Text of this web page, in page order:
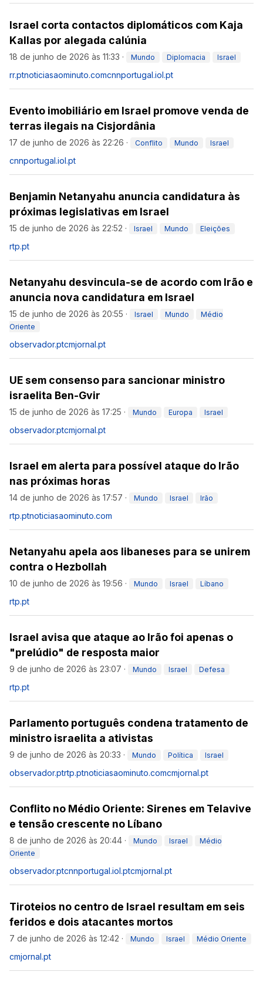
Israel corta contactos diplomáticos com Kaja
Kallas por alegada calúnia
18 de junho de 2026 às 11:33 · Mundo Diplomacia Israel
rr.ptnoticiasaominuto.comcnnportugal.iol.pt
Evento imobiliário em Israel promove venda de
terras ilegais na Cisjordânia
17 de junho de 2026 às 22:26 · Conflito Mundo Israel
cnnportugal.iol.pt
Benjamin Netanyahu anuncia candidatura às
próximas legislativas em Israel
15 de junho de 2026 às 22:52 · Israel Mundo Eleições
rtp.pt
Netanyahu desvincula-se de acordo com Irão e
anuncia nova candidatura em Israel
15 de junho de 2026 às 20:55 · Israel Mundo
Médio
Oriente
observador.ptcmjornal.pt
UE sem consenso para sancionar ministro
israelita Ben-Gvir
15 de junho de 2026 às 17:25 · Mundo Europa Israel
observador.ptcmjornal.pt
Israel em alerta para possível ataque do Irão
nas próximas horas
14 de junho de 2026 às 17:57 · Mundo Israel Irão
rtp.ptnoticiasaominuto.com
Netanyahu apela aos libaneses para se unirem
contra o Hezbollah
10 de junho de 2026 às 19:56 · Mundo Israel Líbano
rtp.pt
Israel avisa que ataque ao Irão foi apenas o
"prelúdio" de resposta maior
9 de junho de 2026 às 23:07 · Mundo Israel Defesa
rtp.pt
Parlamento português condena tratamento de
ministro israelita a ativistas
9 de junho de 2026 às 20:33 · Mundo Política Israel
observador.ptrtp.ptnoticiasaominuto.comcmjornal.pt
Conflito no Médio Oriente: Sirenes em Telavive
e tensão crescente no Líbano
8 de junho de 2026 às 20:44 · Mundo Israel
Médio
Oriente
observador.ptcnnportugal.iol.ptcmjornal.pt
Tiroteios no centro de Israel resultam em seis
feridos e dois atacantes mortos
7 de junho de 2026 às 12:42 · Mundo Israel Médio Oriente
cmjornal.pt